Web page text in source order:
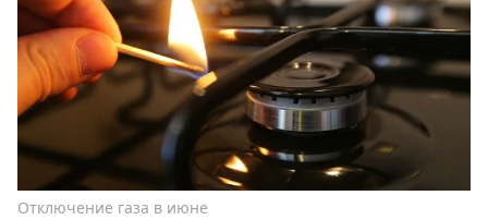
Отключение газа в июне